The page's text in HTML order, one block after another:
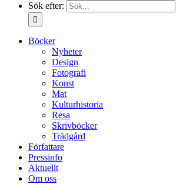
Sök efter:
Böcker
Nyheter
Design
Fotografi
Konst
Mat
Kulturhistoria
Resa
Skrivböcker
Trädgård
Författare
Pressinfo
Aktuellt
Om oss